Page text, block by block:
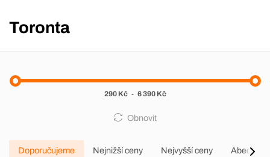
Toronta
290 Kč - 6 390 Kč
Obnovit
Doporučujeme Nejnižší ceny Nejvyšší ceny Abecedně